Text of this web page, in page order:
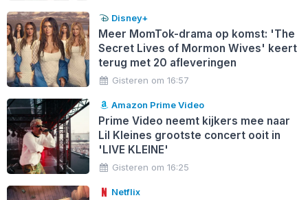
Disney+
Meer MomTok-drama op komst: 'The
Secret Lives of Mormon Wives' keert
terug met 20 afleveringen
Gisteren om 16:57
Amazon Prime Video
Prime Video neemt kijkers mee naar
Lil Kleines grootste concert ooit in
'LIVE KLEINE'
Gisteren om 16:25
Netflix